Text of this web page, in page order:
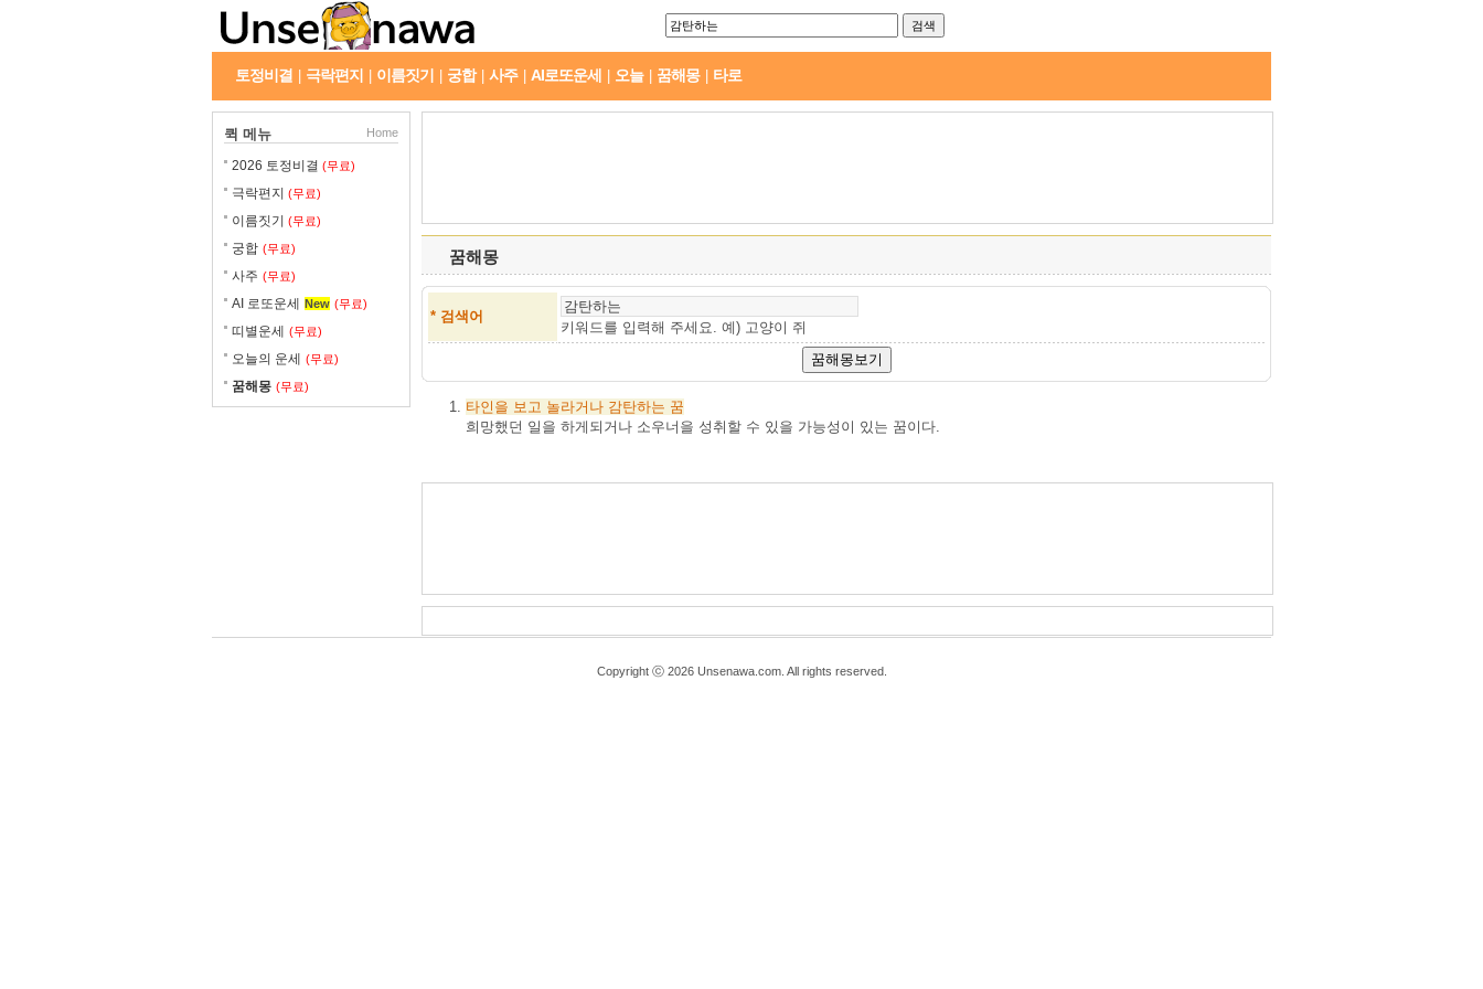
토정비결 극락편지 이름짓기 궁합 사주 AI로또운세 오늘 꿈해몽 타로
퀵 메뉴 Home
2026 토정비결 (무료)
극락편지 (무료)
이름짓기 (무료)
궁합 (무료)
사주 (무료)
AI 로또운세 New (무료)
띠별운세 (무료)
오늘의 운세 (무료)
꿈해몽 (무료)
꿈해몽
* 검색어
키워드를 입력해 주세요. 예) 고양이 쥐
타인을 보고 놀라거나 감탄하는 꿈
희망했던 일을 하게되거나 소우너을 성취할 수 있을 가능성이 있는 꿈이다.
Copyright ⓒ 2026 Unsenawa.com. All rights reserved.